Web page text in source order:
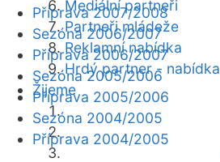
Mediální partneři
Partneři mládeže
Reklamní nabídka
Hrdý partner - nabídka
Žijeme
Příprava 2007/2008
Sezóna 2006/2007
Příprava 2006/2007
Sezóna 2005/2006
Příprava 2005/2006
Sezóna 2004/2005
Příprava 2004/2005